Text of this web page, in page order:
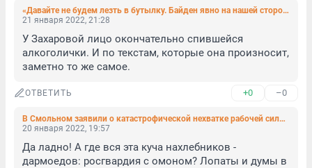
«Давайте не будем лезть в бутылку. Байден явно на нашей стороне»
21 января 2022, 21:28
У Захаровой лицо окончательно спившейся
алкоголички. И по текстам, которые она произносит,
заметно то же самое.
ОТВЕТИТЬ +0 –0
В Смольном заявили о катастрофической нехватке рабочей силы для уборки города
20 января 2022, 19:57
Да ладно! А где вся эта куча нахлебников -
дармоедов: росгвардия с омоном? Лопаты и думы в